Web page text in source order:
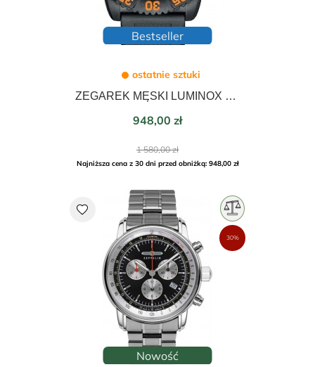
Bestseller
ostatnie sztuki
ZEGAREK MĘSKI LUMINOX CARBONOX SEA LIONS 44mm X2.2059.1
Cena
948,00 zł
Cena
podstawowa
1 580,00 zł
Najniższa cena z 30 dni przed obniżką: 948,00 zł
Nowość
favorite
30%